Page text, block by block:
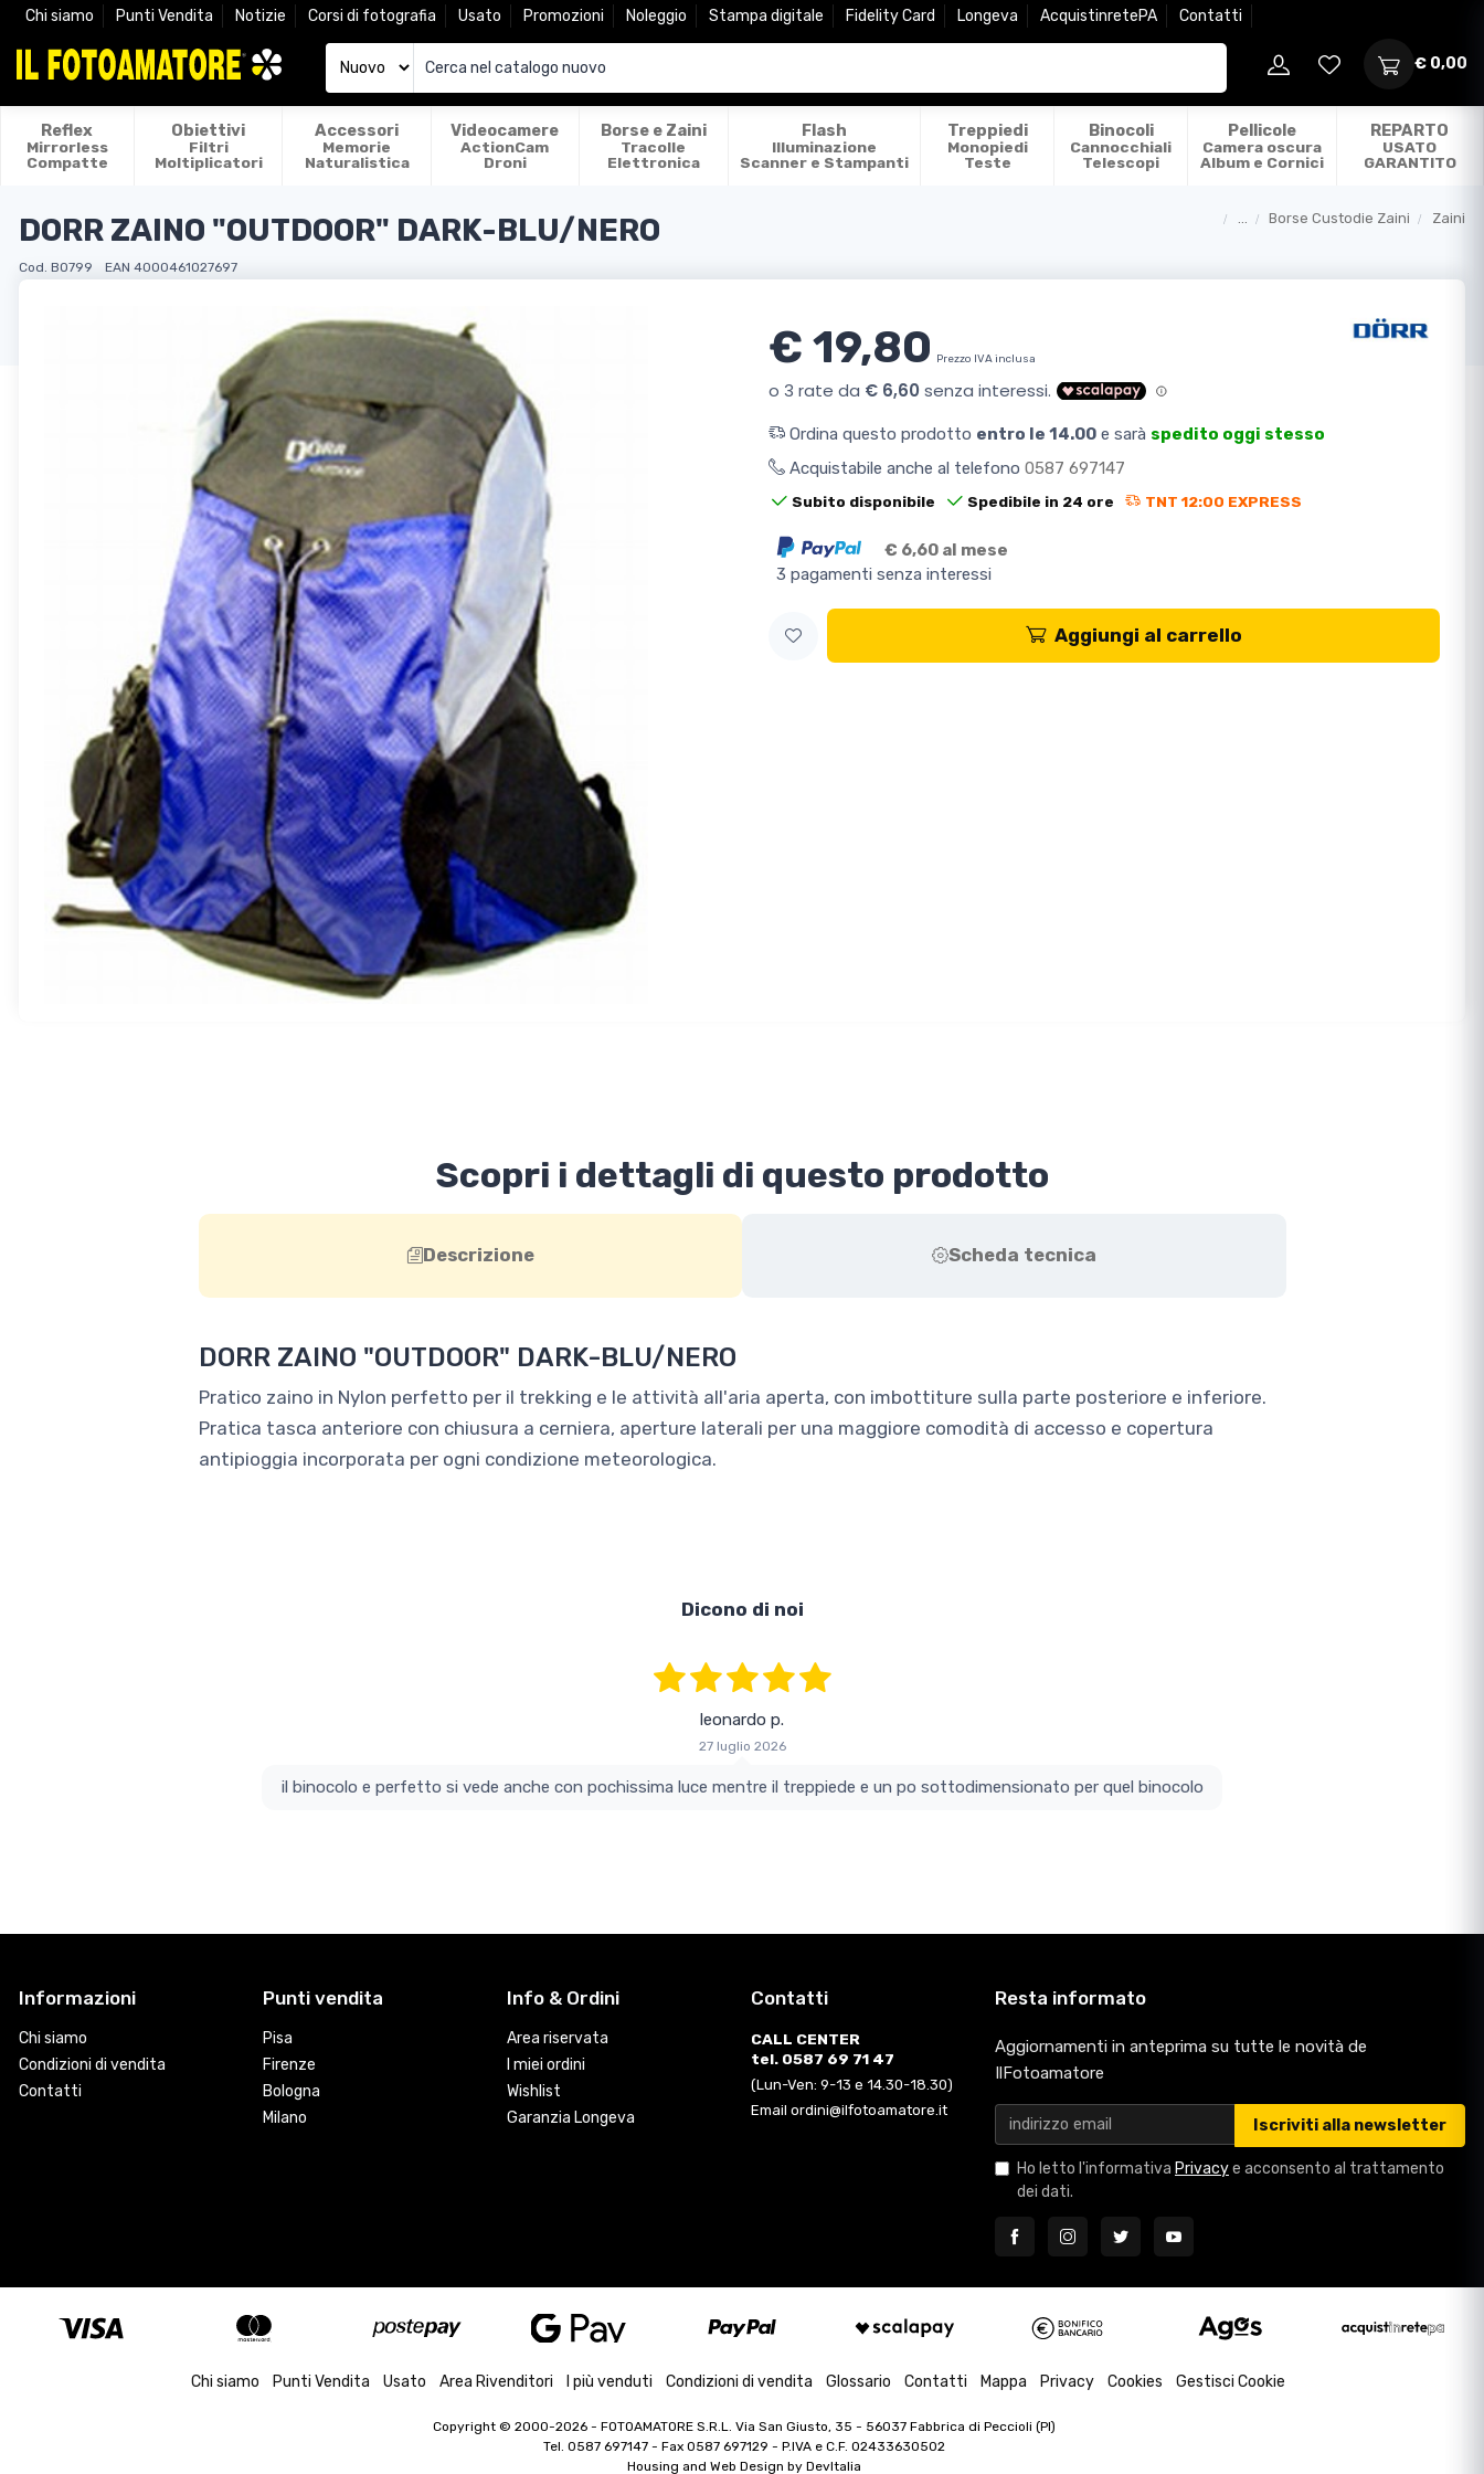
Chi siamo Punti Vendita Notizie Corsi di fotografia Usato Promozioni Noleggio Stampa digitale Fidelity Card Longeva AcquistinretePA Contatti
€ 0,00
Reflex
Mirrorless
Compatte
Obiettivi
Filtri
Moltiplicatori
Accessori
Memorie
Naturalistica
Videocamere
ActionCam
Droni
Borse e Zaini
Tracolle
Elettronica
Flash
Illuminazione
Scanner e Stampanti
Treppiedi
Monopiedi
Teste
Binocoli
Cannocchiali
Telescopi
Pellicole
Camera oscura
Album e Cornici
REPARTO
USATO
GARANTITO
Borse Custodie Zaini Zaini
DORR ZAINO "OUTDOOR" DARK-BLU/NERO
Cod. BO799 EAN 4000461027697
€ 19,80 Prezzo IVA inclusa
Ordina questo prodotto entro le 14.00 e sarà spedito oggi stesso
Acquistabile anche al telefono 0587 697147
Subito disponibile Spedibile in 24 ore TNT 12:00 EXPRESS
€ 6,60 al mese
3 pagamenti senza interessi
Aggiungi al carrello
Scopri i dettagli di questo prodotto
Descrizione Scheda tecnica
DORR ZAINO "OUTDOOR" DARK-BLU/NERO
Pratico zaino in Nylon perfetto per il trekking e le attività all'aria aperta, con imbottiture sulla parte posteriore e inferiore.
Pratica tasca anteriore con chiusura a cerniera, aperture laterali per una maggiore comodità di accesso e copertura
antipioggia incorporata per ogni condizione meteorologica.
Dicono di noi
leonardo p.
27 luglio 2026
il binocolo e perfetto si vede anche con pochissima luce mentre il treppiede e un po sottodimensionato per quel binocolo
Informazioni
Chi siamo
Condizioni di vendita
Contatti
Punti vendita
Pisa
Firenze
Bologna
Milano
Info & Ordini
Area riservata
I miei ordini
Wishlist
Garanzia Longeva
Contatti
CALL CENTER
tel. 0587 69 71 47
(Lun-Ven: 9-13 e 14.30-18.30)
Email ordini@ilfotoamatore.it
Resta informato
Aggiornamenti in anteprima su tutte le novità de
IlFotoamatore
Iscriviti alla newsletter
Ho letto l'informativa Privacye acconsento al trattamento
dei dati.
Chi siamo Punti Vendita Usato Area Rivenditori I più venduti Condizioni di vendita Glossario Contatti Mappa Privacy Cookies Gestisci Cookie
Copyright © 2000-2026 - FOTOAMATORE S.R.L. Via San Giusto, 35 - 56037 Fabbrica di Peccioli (PI)
Tel. 0587 697147 - Fax 0587 697129 - P.IVA e C.F. 02433630502
Housing and Web Design by DevItalia